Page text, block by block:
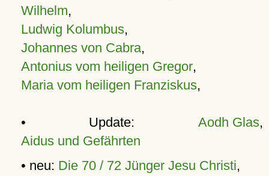
Wilhelm,
Ludwig Kolumbus,
Johannes von Cabra,
Antonius vom heiligen Gregor,
Maria vom heiligen Franziskus,
• Update: Aodh Glas,
Aidus und Gefährten
• neu: Die 70 / 72 Jünger Jesu Christi,